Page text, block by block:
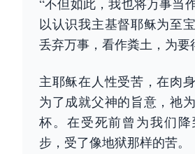
“不但如此，我也将万事当
以认识我主基督耶稣为至
丢弃万事，看作粪土，为要
主耶稣在人性受苦，在肉
为了成就父神的旨意，祂
杯。在受死前曾为我们
步，受了像地狱那样的苦。